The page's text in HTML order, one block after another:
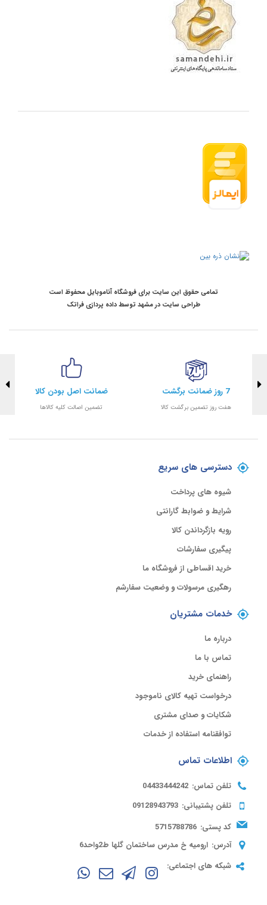
تمامی حقوق این سایت برای فروشگاه آناموبایل محفوظ است
طراحی سایت در مشهد توسطداده پردازی فراتک
7 روز ضمانت برگشت
هفت روز تضمین برگشت کالا
ضمانت اصل بودن کالا
تضمین اصالت کلیه کالاها
دسترسی های سریع
شیوه های پرداخت
شرایط و ضوابط گارانتی
رویه بازگرداندن کالا
پیگیری سفارشات
خرید اقساطی از فروشگاه ما
رهگیری مرسولات و وضعیت سفارشم
خدمات مشتریان
درباره ما
تماس با ما
راهنمای خرید
درخواست تهیه کالای ناموجود
شکایات و صدای مشتری
توافقنامه استفاده از خدمات
اطلاعات تماس
تلفن تماس: 04433444242
تلفن پشتیبانی: 09128943793
کد پستی: 5715788786
آدرس: ارومیه خ مدرس ساختمان گلها ط2واحد6
شبکه های اجتماعی: